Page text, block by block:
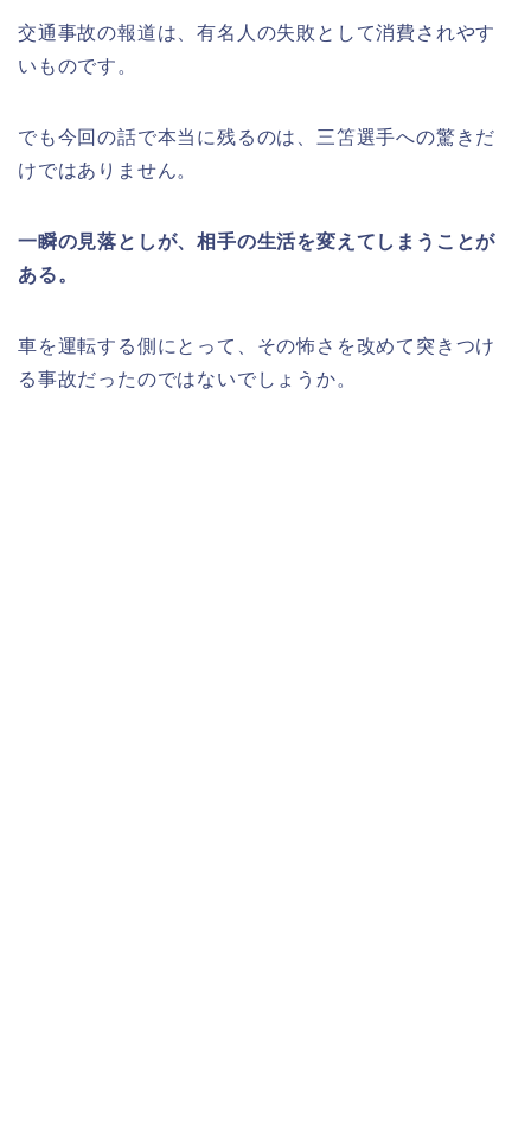
交通事故の報道は、有名人の失敗として消費されやす
いものです。
でも今回の話で本当に残るのは、三笘選手への驚きだ
けではありません。
一瞬の見落としが、相手の生活を変えてしまうことが
ある。
車を運転する側にとって、その怖さを改めて突きつけ
る事故だったのではないでしょうか。